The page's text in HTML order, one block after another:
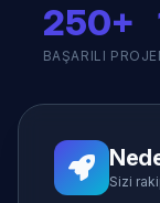
250+
BAŞARILI PROJE
Sizi